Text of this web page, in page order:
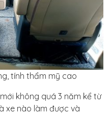
tính thẩm mỹ cao
không quá 3 năm kể từ
xe nào làm được và